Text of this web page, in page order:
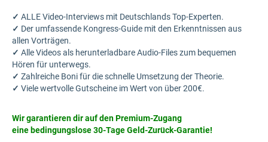
✓ ALLE Video-Interviews mit Deutschlands Top-Experten.
✓ Der umfassende Kongress-Guide mit den Erkenntnissen aus
allen Vorträgen.
✓ Alle Videos als herunterladbare Audio-Files zum bequemen
Hören für unterwegs.
✓ Zahlreiche Boni für die schnelle Umsetzung der Theorie.
✓ Viele wertvolle Gutscheine im Wert von über 200€.
Wir garantieren dir auf den Premium-Zugang
eine bedingungslose 30-Tage Geld-Zurück-Garantie!